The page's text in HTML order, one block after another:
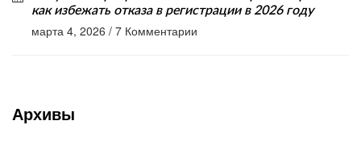
как избежать отказа в регистрации в 2026 году
марта 4, 2026 / 7 Комментарии
Архивы